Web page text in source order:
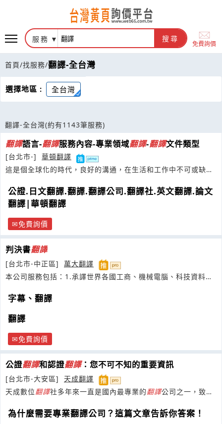
服務 搜尋
免費詢價
首頁/找服務/翻譯-全台灣
選擇地區 : 全台灣
翻譯-全台灣(約有1143筆服務)
翻譯語言-翻譯服務內容-專業領域翻譯-翻譯文件類型
[台北市-]
華頓翻譯
這是個全球化的時代，良好的溝通，在生活和工作中不可或缺，
公證.日文翻譯.翻譯.翻譯公司.翻譯社.英文翻譯.論文
翻譯|華頓翻譯
免費詢價
判決書翻譯
[台北市-中正區]
萬大翻譯
本公司服務包括：1.承譯世界各國工商、機械電腦、科技資料、
字幕、翻譯
翻譯
免費詢價
公證翻譯和認證翻譯：您不可不知的重要資訊
[台北市-大安區]
天成翻譯
天成數位翻譯社多年來一直是國內最專業的翻譯公司之一，致力
為什麼需要專業翻譯公司？這篇文章告訴你答案！